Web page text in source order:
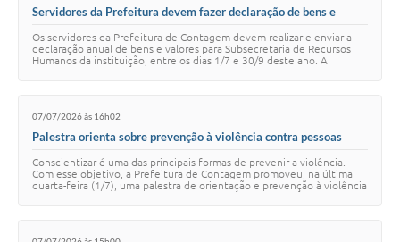
Servidores da Prefeitura devem fazer declaração de bens e
Os servidores da Prefeitura de Contagem devem realizar e enviar a
declaração anual de bens e valores para Subsecretaria de Recursos
Humanos da instituição, entre os dias 1/7 e 30/9 deste ano. A
07/07/2026 às 16h02
Palestra orienta sobre prevenção à violência contra pessoas
Conscientizar é uma das principais formas de prevenir a violência.
Com esse objetivo, a Prefeitura de Contagem promoveu, na última
quarta-feira (1/7), uma palestra de orientação e prevenção à violência